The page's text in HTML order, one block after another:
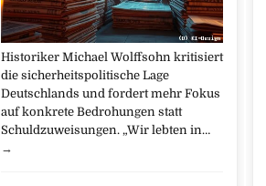
Historiker Michael Wolffsohn kritisiert
die sicherheitspolitische Lage
Deutschlands und fordert mehr Fokus
auf konkrete Bedrohungen statt
Schuldzuweisungen. „Wir lebten in…
→